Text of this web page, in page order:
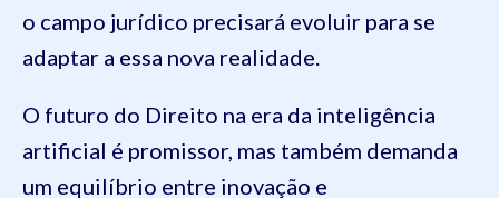
o campo jurídico precisará evoluir para se
adaptar a essa nova realidade.
O futuro do Direito na era da inteligência
artificial é promissor, mas também demanda
um equilíbrio entre inovação e